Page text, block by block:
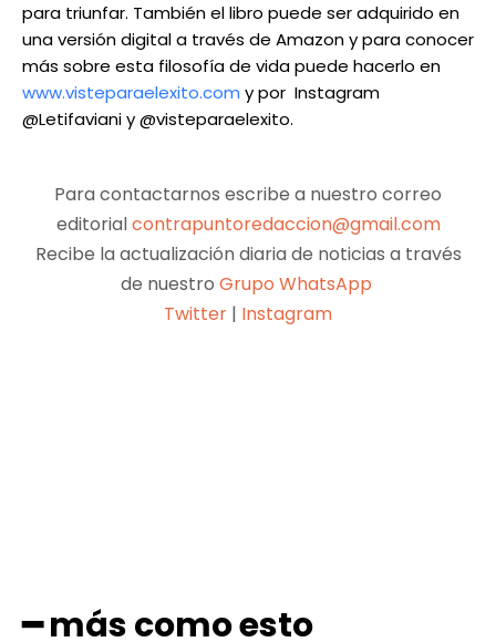
para triunfar. También el libro puede ser adquirido en
una versión digital a través de Amazon y para conocer
más sobre esta filosofía de vida puede hacerlo en
www.visteparaelexito.com y por Instagram
@Letifaviani y @visteparaelexito.
Para contactarnos escribe a nuestro correo
editorialcontrapuntoredaccion@gmail.com
Recibe la actualización diaria de noticias a través
de nuestro Grupo WhatsApp
Twitter | Instagram
━ más como esto